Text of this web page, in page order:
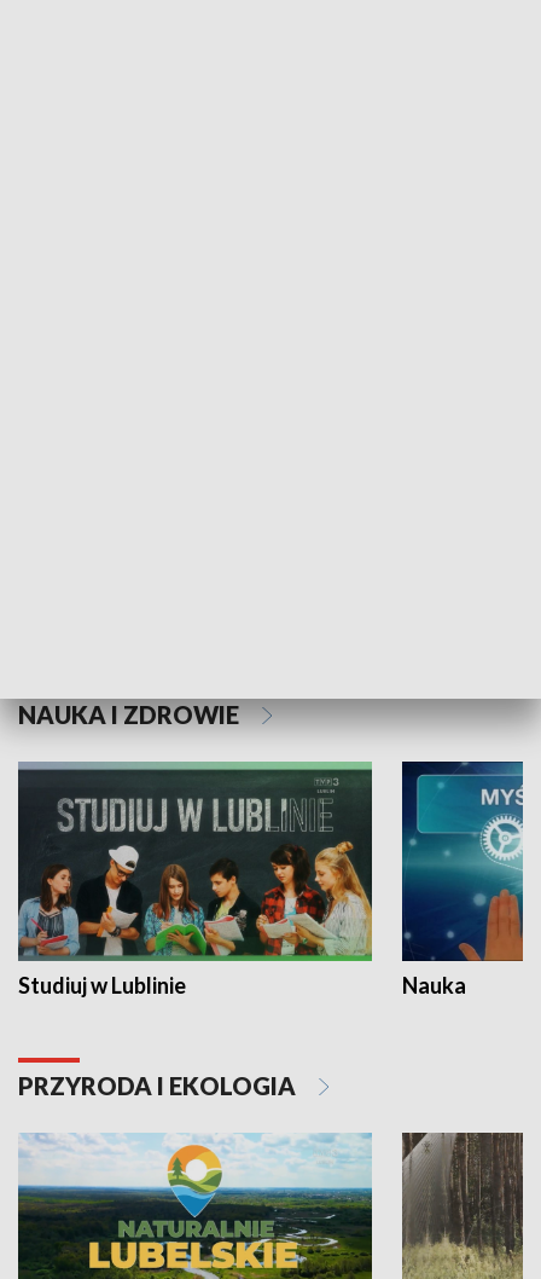
NAUKA I ZDROWIE
Studiuj w Lublinie Nauka
PRZYRODA I EKOLOGIA